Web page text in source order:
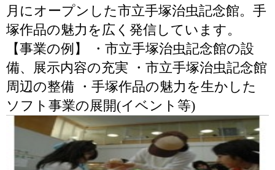
月にオープンした市立手塚治虫記念館。手
塚作品の魅力を広く発信しています。
【事業の例】 ・市立手塚治虫記念館の設
備、展示内容の充実 ・市立手塚治虫記念館
周辺の整備 ・手塚作品の魅力を生かした
ソフト事業の展開(イベント等)